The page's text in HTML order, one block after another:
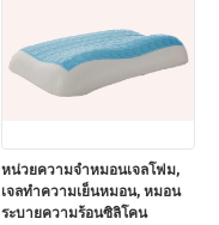
หน่วยความจำหมอนเจลโฟม,
เจลทำความเย็นหมอน, หมอน
ระบายความร้อนซิลิโคน